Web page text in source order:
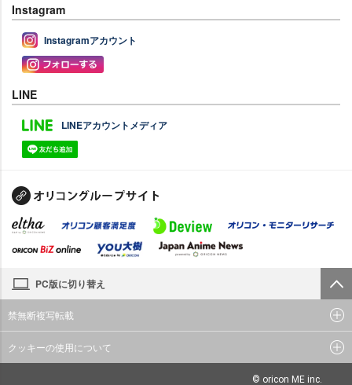
Instagram
Instagramアカウント
LINE
LINEアカウントメディア
PC版に切り替え
禁無断複写転載
クッキーの使用について
© oricon ME inc.